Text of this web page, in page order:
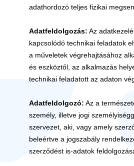
adathordozó teljes fizikai
Adatfeldolgozás: Az
kapcsolódó technikai feladatok
a műveletek végrehajtásához
és eszköztől, az alkalmazás
technikai feladatott az adaton
Adatfeldolgozó: Az a
személy, illetve jogi
szervezet, aki, vagy amely
beleértve a jogszabály
szerződést is-adatok